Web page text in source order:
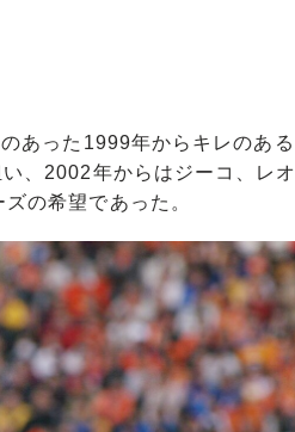
あった1999年からキレのある
、2002年からはジーコ、レオ
の希望であった。